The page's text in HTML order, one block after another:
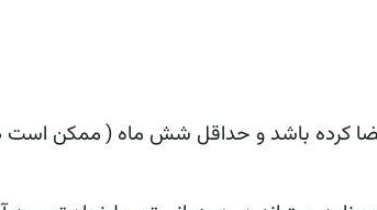
کرده باشد و حداقل شش ماه (ممکن است